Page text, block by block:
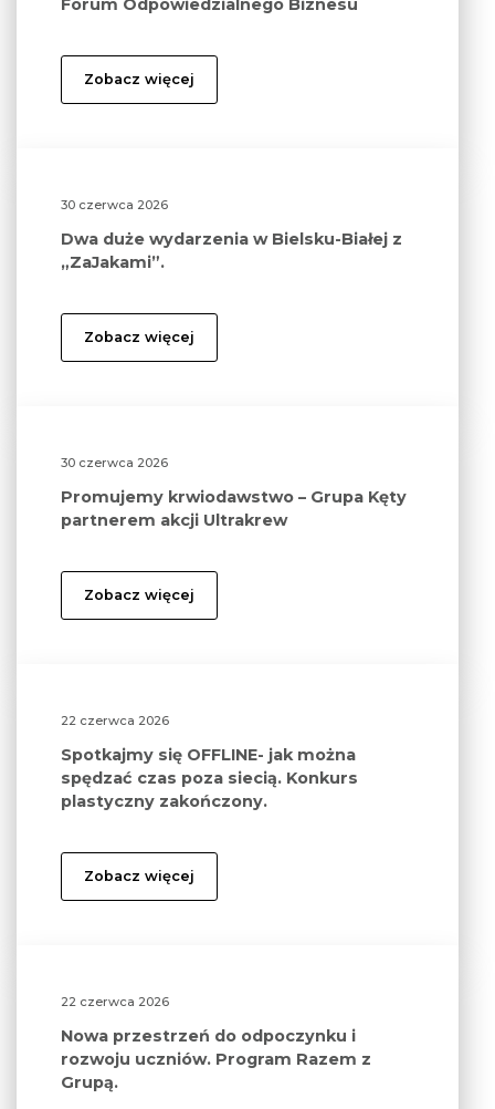
Forum Odpowiedzialnego Biznesu
Zobacz więcej
30 czerwca 2026
Dwa duże wydarzenia w Bielsku-Białej z
„ZaJakami”.
Zobacz więcej
30 czerwca 2026
Promujemy krwiodawstwo – Grupa Kęty
partnerem akcji Ultrakrew
Zobacz więcej
22 czerwca 2026
Spotkajmy się OFFLINE- jak można
spędzać czas poza siecią. Konkurs
plastyczny zakończony.
Zobacz więcej
22 czerwca 2026
Nowa przestrzeń do odpoczynku i
rozwoju uczniów. Program Razem z
Grupą.